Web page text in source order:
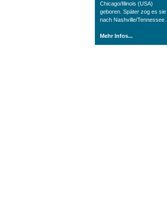
Chicago/Illinois (USA)
geboren. Später zog es sie
nach Nashville/Tennessee.
Mehr Infos...